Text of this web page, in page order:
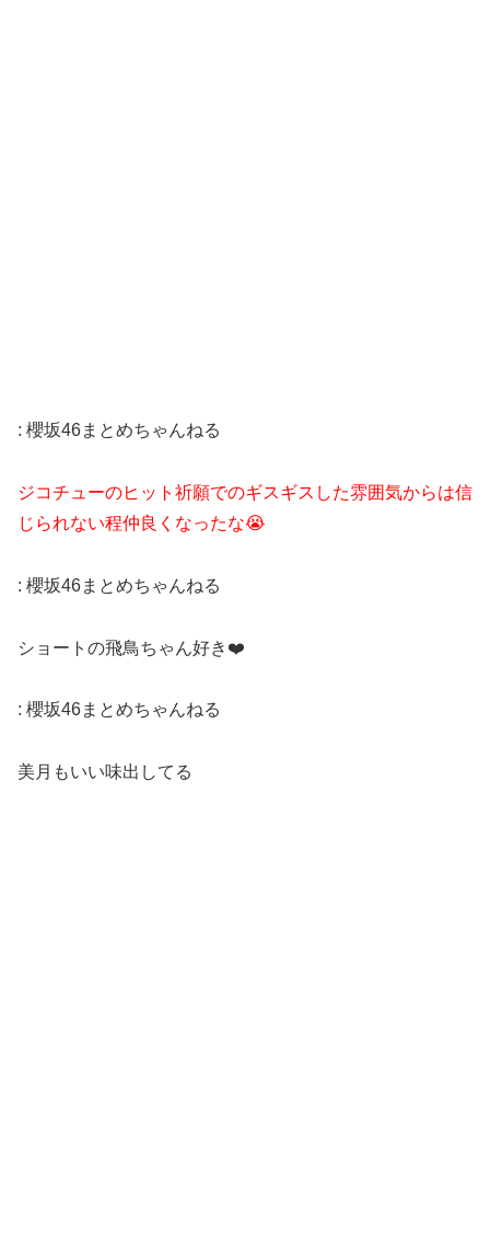
: 櫻坂46まとめちゃんねる
ジコチューのヒット祈願でのギスギスした雰囲気からは信
じられない程仲良くなったな😭
: 櫻坂46まとめちゃんねる
ショートの飛鳥ちゃん好き❤️
: 櫻坂46まとめちゃんねる
美月もいい味出してる